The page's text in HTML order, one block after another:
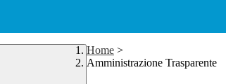
Home >
Amministrazione Trasparente